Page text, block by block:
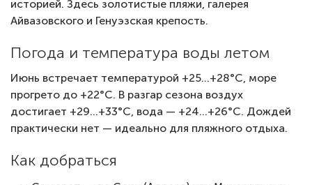
историей. Здесь золотистые пляжи, галерея
Айвазовского и Генуэзская крепость.
Погода и температура воды летом
Июнь встречает температурой +25…+28°C, море
прогрето до +22°C. В разгар сезона воздух
достигает +29…+33°C, вода — +24…+26°C. Дождей
практически нет — идеально для пляжного отдыха.
Как добраться